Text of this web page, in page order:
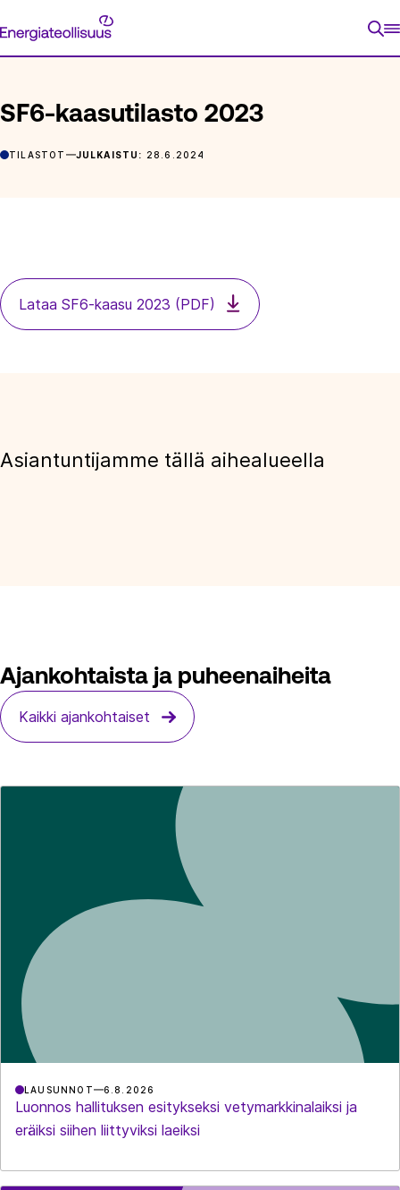
suoraan
Energiateollisuus
ETUSIVU
SF6-kaasutilasto 2023
TILASTOT JULKAISTU: 28.6.2024
Lataa SF6-kaasu 2023 (PDF)
Asiantuntijamme tällä aihealueella
Ajankohtaista ja puheenaiheita
Kaikki ajankohtaiset
LAUSUNNOT 6.8.2026
Luonnos hallituksen esitykseksi vetymarkkinalaiksi ja
eräiksi siihen liittyviksi laeiksi